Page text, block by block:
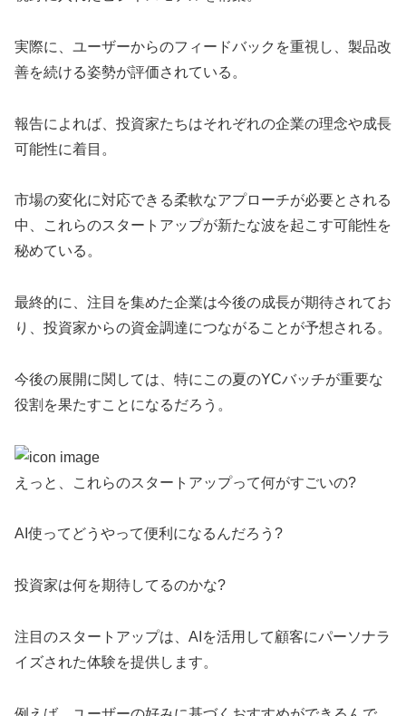
実際に、ユーザーからのフィードバックを重視し、製品改
善を続ける姿勢が評価されている。
報告によれば、投資家たちはそれぞれの企業の理念や成長
可能性に着目。
市場の変化に対応できる柔軟なアプローチが必要とされる
中、これらのスタートアップが新たな波を起こす可能性を
秘めている。
最終的に、注目を集めた企業は今後の成長が期待されてお
り、投資家からの資金調達につながることが予想される。
今後の展開に関しては、特にこの夏のYCバッチが重要な
役割を果たすことになるだろう。
えっと、これらのスタートアップって何がすごいの?
AI使ってどうやって便利になるんだろう?
投資家は何を期待してるのかな?
注目のスタートアップは、AIを活用して顧客にパーソナラ
イズされた体験を提供します。